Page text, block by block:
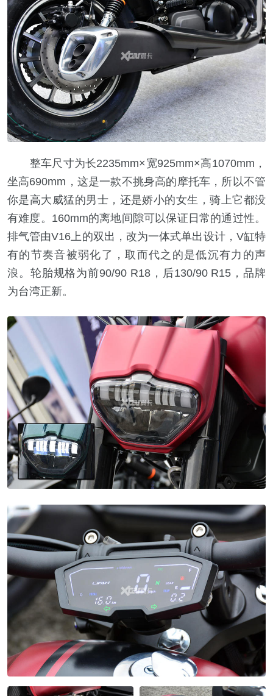
整车尺寸为长2235mm×宽925mm×高1070mm，
坐高690mm，这是一款不挑身高的摩托车，所以不管
你是高大威猛的男士，还是娇小的女生，骑上它都没
有难度。160mm的离地间隙可以保证日常的通过性。
排气管由V16上的双出，改为一体式单出设计，V缸特
有的节奏音被弱化了，取而代之的是低沉有力的声
浪。轮胎规格为前90/90 R18，后130/90 R15，品牌
为台湾正新。